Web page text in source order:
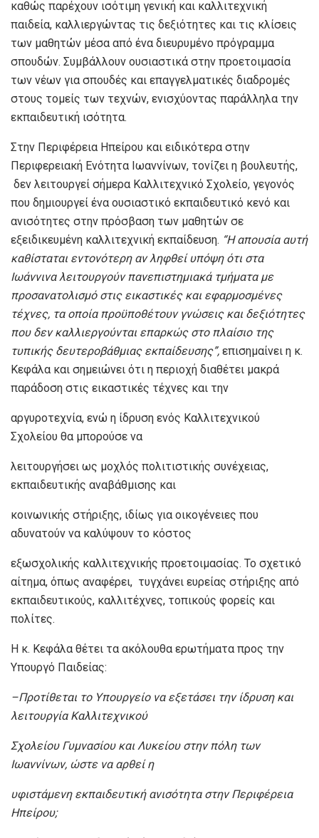
καθώς παρέχουν ισότιμη γενική και καλλιτεχνική
παιδεία, καλλιεργώντας τις δεξιότητες και τις κλίσεις
των μαθητών μέσα από ένα διευρυμένο πρόγραμμα
σπουδών. Συμβάλλουν ουσιαστικά στην προετοιμασία
των νέων για σπουδές και επαγγελματικές διαδρομές
στους τομείς των τεχνών, ενισχύοντας παράλληλα την
εκπαιδευτική ισότητα.
Στην Περιφέρεια Ηπείρου και ειδικότερα στην
Περιφερειακή Ενότητα Ιωαννίνων, τονίζει η βουλευτής,
δεν λειτουργεί σήμερα Καλλιτεχνικό Σχολείο, γεγονός
που δημιουργεί ένα ουσιαστικό εκπαιδευτικό κενό και
ανισότητες στην πρόσβαση των μαθητών σε
εξειδικευμένη καλλιτεχνική εκπαίδευση. “Η απουσία αυτή
καθίσταται εντονότερη αν ληφθεί υπόψη ότι στα
Ιωάννινα λειτουργούν πανεπιστημιακά τμήματα με
προσανατολισμό στις εικαστικές και εφαρμοσμένες
τέχνες, τα οποία προϋποθέτουν γνώσεις και δεξιότητες
που δεν καλλιεργούνται επαρκώς στο πλαίσιο της
τυπικής δευτεροβάθμιας εκπαίδευσης”, επισημαίνει η κ.
Κεφάλα και σημειώνει ότι η περιοχή διαθέτει μακρά
παράδοση στις εικαστικές τέχνες και την
αργυροτεχνία, ενώ η ίδρυση ενός Καλλιτεχνικού
Σχολείου θα μπορούσε να
λειτουργήσει ως μοχλός πολιτιστικής συνέχειας,
εκπαιδευτικής αναβάθμισης και
κοινωνικής στήριξης, ιδίως για οικογένειες που
αδυνατούν να καλύψουν το κόστος
εξωσχολικής καλλιτεχνικής προετοιμασίας. Το σχετικό
αίτημα, όπως αναφέρει, τυγχάνει ευρείας στήριξης από
εκπαιδευτικούς, καλλιτέχνες, τοπικούς φορείς και
πολίτες.
Η κ. Κεφάλα θέτει τα ακόλουθα ερωτήματα προς την
Υπουργό Παιδείας:
–Προτίθεται το Υπουργείο να εξετάσει την ίδρυση και
λειτουργία Καλλιτεχνικού
Σχολείου Γυμνασίου και Λυκείου στην πόλη των
Ιωαννίνων, ώστε να αρθεί η
υφιστάμενη εκπαιδευτική ανισότητα στην Περιφέρεια
Ηπείρου;